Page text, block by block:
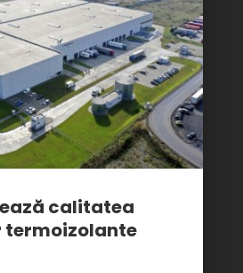
calitatea
termoizolante